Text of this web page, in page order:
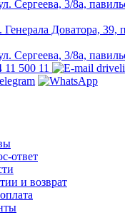
Сергеева, 3/8а,
Генерала Доватора, 39,
Сергеева, 3/8а,
11 500 11
ответ
и возврат